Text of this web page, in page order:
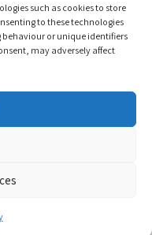
such as cookies to store
to these technologies
behaviour or unique identifiers
may adversely affect
und